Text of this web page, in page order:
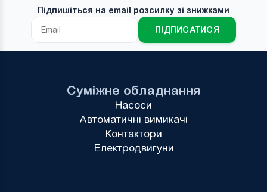
Підпишіться на email розсилку зі знижками
ПІДПИСАТИСЯ
Суміжне обладнання
Насоси
Автоматичні вимикачі
Контактори
Електродвигуни